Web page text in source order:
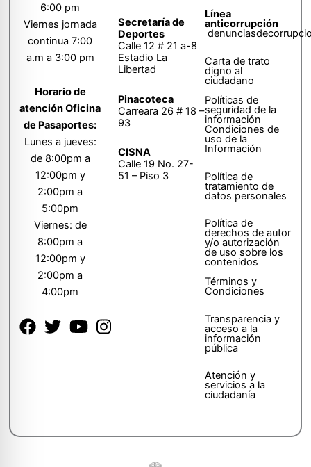
6:00 pm
Viernes jornada
continua 7:00
a.m a 3:00 pm
Horario de
atención Oficina
de Pasaportes:
Lunes a jueves:
de 8:00pm a
12:00pm y
2:00pm a
5:00pm
Viernes: de
8:00pm a
12:00pm y
2:00pm a
4:00pm
Secretaría de
Deportes
Calle 12 # 21 a-8
Estadio La
Libertad
Pinacoteca
Carreara 26 # 18 –
93
CISNA
Calle 19 No. 27-
51 – Piso 3
Línea
anticorrupción
Carta de trato
digno al
ciudadano
Políticas de
seguridad de la
información
Condiciones de
uso de la
Información
Política de
tratamiento de
datos personales
Política de
derechos de autor
y/o autorización
de uso sobre los
contenidos
Términos y
Condiciones
Transparencia y
acceso a la
información
pública
Atención y
servicios a la
ciudadanía